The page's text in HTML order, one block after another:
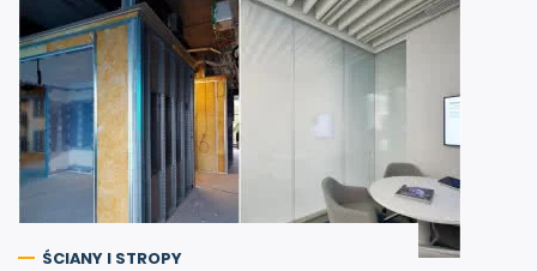
ŚCIANY I STROPY